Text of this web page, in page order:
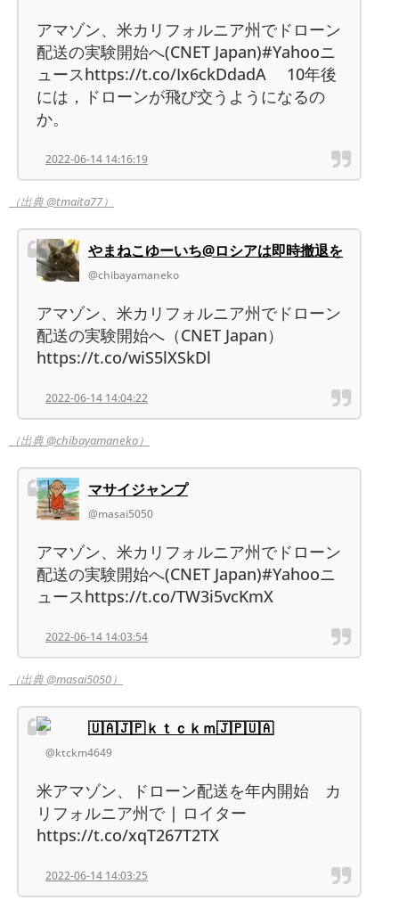
アマゾン、米カリフォルニア州でドローン
配送の実験開始へ(CNET Japan)#Yahooニ
ュースhttps://t.co/Ix6ckDdadA 10年後
には，ドローンが飛び交うようになるの
か。
2022-06-14 14:16:19
（出典 @tmaita77）
やまねこゆーいち@ロシアは即時撤退を
@chibayamaneko
アマゾン、米カリフォルニア州でドローン
配送の実験開始へ（CNET Japan）
https://t.co/wiS5lXSkDl
2022-06-14 14:04:22
（出典 @chibayamaneko）
マサイジャンプ
@masai5050
アマゾン、米カリフォルニア州でドローン
配送の実験開始へ(CNET Japan)#Yahooニ
ュースhttps://t.co/TW3i5vcKmX
2022-06-14 14:03:54
（出典 @masai5050）
🇺🇦🇯🇵ｋｔｃｋｍ🇯🇵🇺🇦
@ktckm4649
米アマゾン、ドローン配送を年内開始 カ
リフォルニア州で | ロイター
https://t.co/xqT267T2TX
2022-06-14 14:03:25